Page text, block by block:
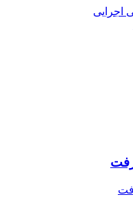
اجرایی